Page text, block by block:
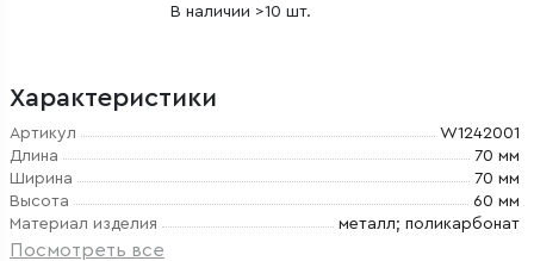
В наличии >10 шт.
Характеристики
Артикул
W1242001
Длина
70 мм
Ширина
70 мм
Высота
60 мм
Материал изделия
металл; поликарбонат
Посмотреть все